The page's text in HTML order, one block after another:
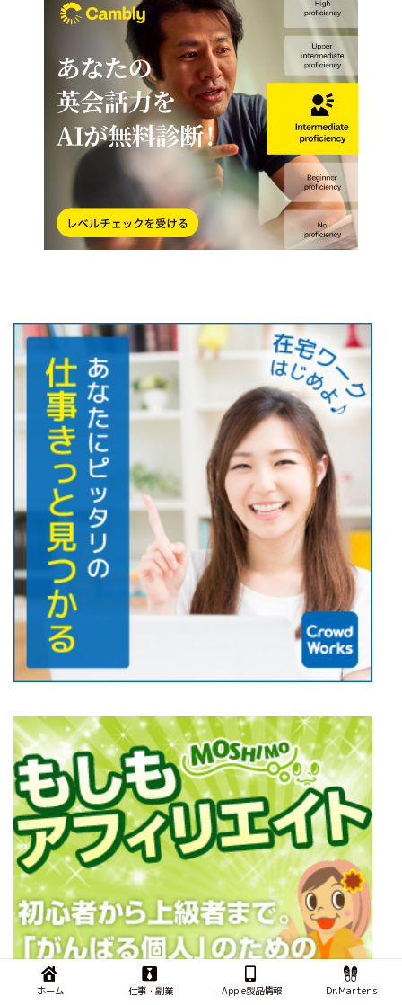
ホーム 仕事・副業 Apple製品情報 Dr.Martens